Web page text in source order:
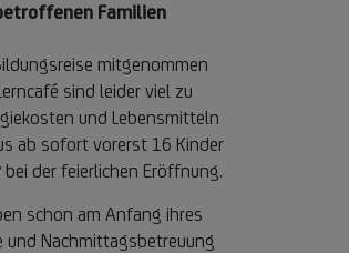
Familien
mitgenommen
sind leider viel zu
und Lebensmitteln
ab sofort vorerst 16 Kinder
bei der feierlichen Eröffnung.
schon am Anfang ihres
und Nachmittagsbetreuung